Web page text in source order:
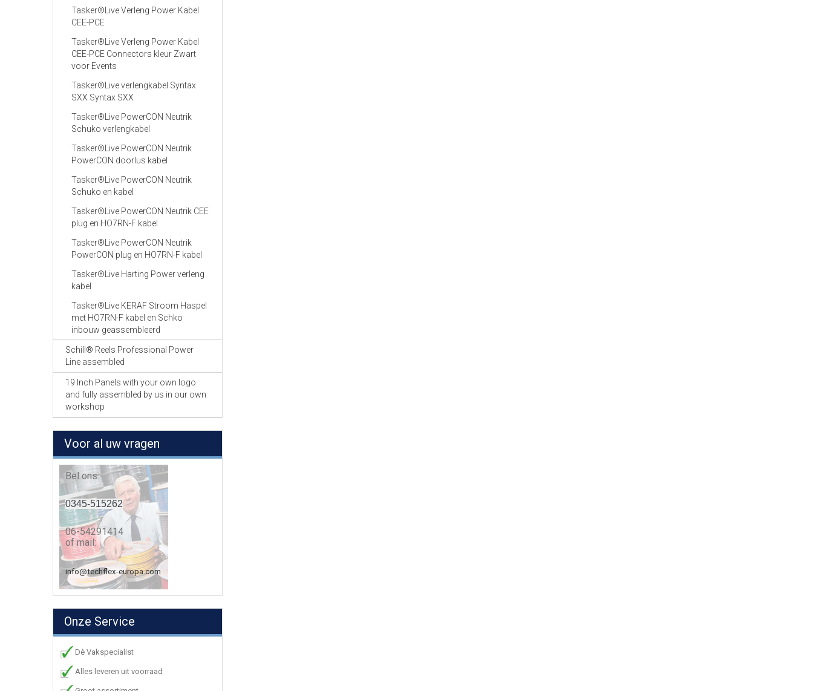
Tasker®Live Verleng Power Kabel
CEE-PCE
Tasker®Live Verleng Power Kabel
CEE-PCE Connectors kleur Zwart
voor Events
Tasker®Live verlengkabel Syntax
SXX Syntax SXX
Tasker®Live PowerCON Neutrik
Schuko verlengkabel
Tasker®Live PowerCON Neutrik
PowerCON doorlus kabel
Tasker®Live PowerCON Neutrik
Schuko en kabel
Tasker®Live PowerCON Neutrik CEE
plug en HO7RN-F kabel
Tasker®Live PowerCON Neutrik
PowerCON plug en HO7RN-F kabel
Tasker®Live Harting Power verleng
kabel
Tasker®Live KERAF Stroom Haspel
met HO7RN-F kabel en Schko
inbouw geassembleerd
Schill® Reels Professional Power
Line assembled
19 Inch Panels with your own logo
and fully assembled by us in our own
workshop
Voor al uw vragen
Bel ons:
0345-515262
06-54291414
of mail:
info@techflex-europa.com
Onze Service
Dè Vakspecialist
Alles leveren uit voorraad